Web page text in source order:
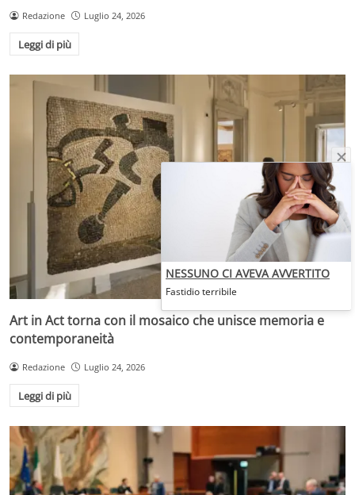
Redazione Luglio 24, 2026
Leggi di più
Art in Act torna con il mosaico che unisce memoria e
contemporaneità
Redazione Luglio 24, 2026
Leggi di più
NESSUNO CI AVEVA AVVERTITO
Fastidio terribile